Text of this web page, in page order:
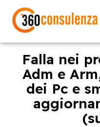
Falla nei
Adm e
dei Pc e